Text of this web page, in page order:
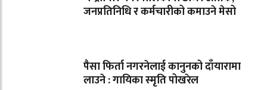
जनप्रतिनिधि र कर्मचारीको कमाउने मेसो
पैसा फिर्ता नगरनेलाई कानुनको दाँयारामा
लाउने : गायिका स्‍मृति पोखरेल